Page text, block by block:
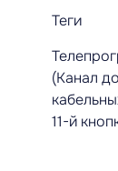
Теги
(Канал
11-й